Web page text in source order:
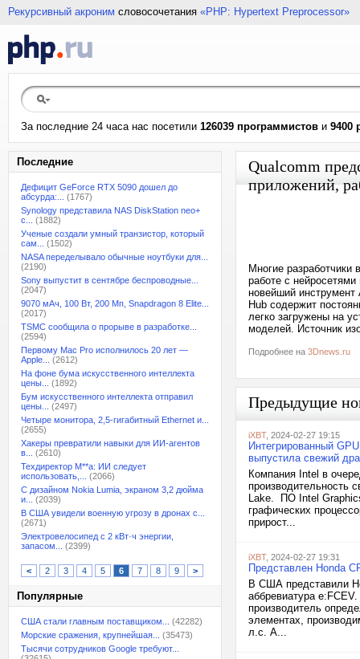
Рекурсивный акроним словосочетания «PHP: Hypertext Preprocessor»
За последние 24 часа нас посетили 126039 программистов и 9400
Последние
Дефицит GeForce RTX 5090 дошел до
абсурда:...
(1767)
Synology представила NAS DiskStation neo+
с...
(1882)
Ученые создали умный транзистор, который
сам...
(1502)
NASA переделывало обычные ноутбуки для...
(2190)
Sony выпустит в сентябре беспроводные...
(2047)
9070 мАч, 100 Вт, 200 Мп, Snapdragon 8 Elite...
(2017)
TSMC сообщила о прорыве в разработке...
(2594)
Первому Mac Pro исполнилось 20 лет —
Apple...
(2612)
На фоне бума искусственного интеллекта
цены...
(1892)
Бум искусственного интеллекта отправил
цены...
(2497)
Четыре монитора, 2,5-гигабитный Ethernet и...
(2655)
Хакеры превратили навыки для ИИ-агентов
в...
(2610)
Техдиректор M**a: ИИ следует
использовать,...
(2066)
С дизайном Nokia Lumia, экраном 3,2 дюйма
и...
(2039)
В США увидели военную угрозу в дронах с...
(2671)
Электровелосипед с 2 кВт·ч энергии,
запасом...
(2399)
< 2 3 4 5 6 7 8 9 >
Популярные
США стали главным поставщиком...
(42282)
Морские сражения, крупнейшая...
(35473)
Тысячи сотрудников Google требуют...
Qualcomm
приложений,
Многие разработчики
работе с
новейший
Hub содержит
легко загружены на
моделей. Источник
Подробнее на 3Dnews.ru
Предыдущие
iXBT, 2024-02-27 19:15
Интегрированный
выпустила свежий
Компания Intel в
производительность
Lake. ПО Intel
графических
прирост...
iXBT, 2024-02-27 19:31
Представлен Honda
В США представили
аббревиатура
производитель
элементах,
л.с. А...